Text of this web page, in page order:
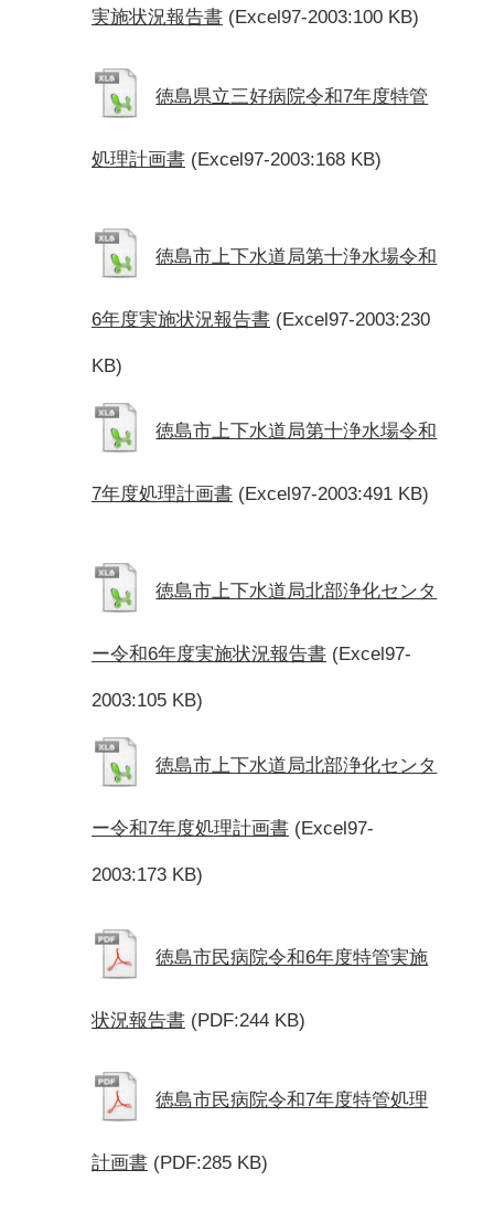
実施状況報告書 (Excel97-2003:100 KB)
徳島県立三好病院令和7年度特管
処理計画書 (Excel97-2003:168 KB)
徳島市上下水道局第十浄水場令和
6年度実施状況報告書 (Excel97-2003:230
KB)
徳島市上下水道局第十浄水場令和
7年度処理計画書 (Excel97-2003:491 KB)
徳島市上下水道局北部浄化センタ
ー令和6年度実施状況報告書 (Excel97-
2003:105 KB)
徳島市上下水道局北部浄化センタ
ー令和7年度処理計画書 (Excel97-
2003:173 KB)
徳島市民病院令和6年度特管実施
状況報告書 (PDF:244 KB)
徳島市民病院令和7年度特管処理
計画書 (PDF:285 KB)